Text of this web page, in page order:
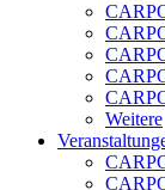
Weitere